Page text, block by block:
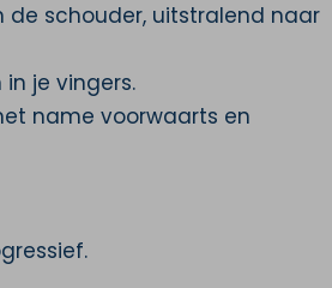
de schouder, uitstralend naar
je vingers.
name voorwaarts en